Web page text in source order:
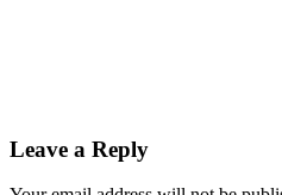
Leave a Reply